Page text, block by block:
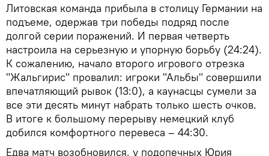
Литовская команда прибыла в столицу Германии на
подъеме, одержав три победы подряд после
долгой серии поражений. И первая четверть
настроила на серьезную и упорную борьбу (24:24).
К сожалению, начало второго игрового отрезка
"Жальгирис" провалил: игроки "Альбы" совершили
впечатляющий рывок (13:0), а каунасцы сумели за
все эти десять минут набрать только шесть очков.
В итоге к большому перерыву немецкий клуб
добился комфортного перевеса – 44:30.
Едва матч возобновился, у подопечных Юрия